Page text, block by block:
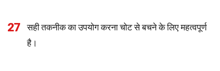
27
सही तकनीक का उपयोग करना चोट से बचने के लिए महत्वपूर्ण
है।